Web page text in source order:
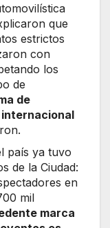
que
estrictos
con
los
de
de
internacional
país ya tuvo
de la Ciudad:
en
mil
marca